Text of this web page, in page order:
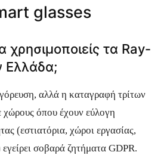
glasses
χρησιμοποιείς τα Ray-
Ελλάδα;
αλλά η καταγραφή τρίτων
χώρους όπου έχουν εύλογη
(εστιατόρια, χώροι εργασίας,
εγείρει σοβαρά ζητήματα GDPR.